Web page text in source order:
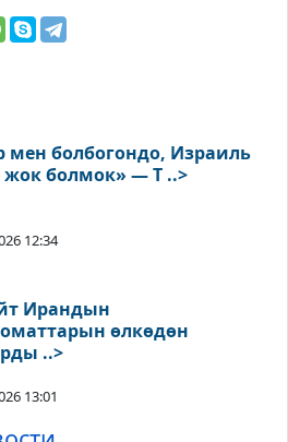
мен болбогондо, Израиль
болмок» — Т ..>
12:34
Ирандын
өлкөдөн
..>
13:01